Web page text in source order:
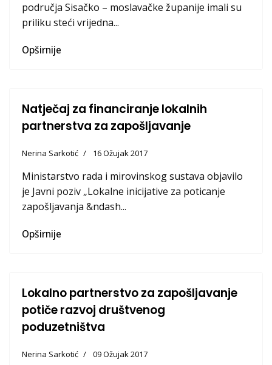
područja Sisačko – moslavačke županije imali su
priliku steći vrijedna...
Opširnije
Natječaj za financiranje lokalnih
partnerstva za zapošljavanje
Nerina Sarkotić 16 Ožujak 2017
Ministarstvo rada i mirovinskog sustava objavilo
je Javni poziv „Lokalne inicijative za poticanje
zapošljavanja &ndash...
Opširnije
Lokalno partnerstvo za zapošljavanje
potiče razvoj društvenog
poduzetništva
Nerina Sarkotić 09 Ožujak 2017